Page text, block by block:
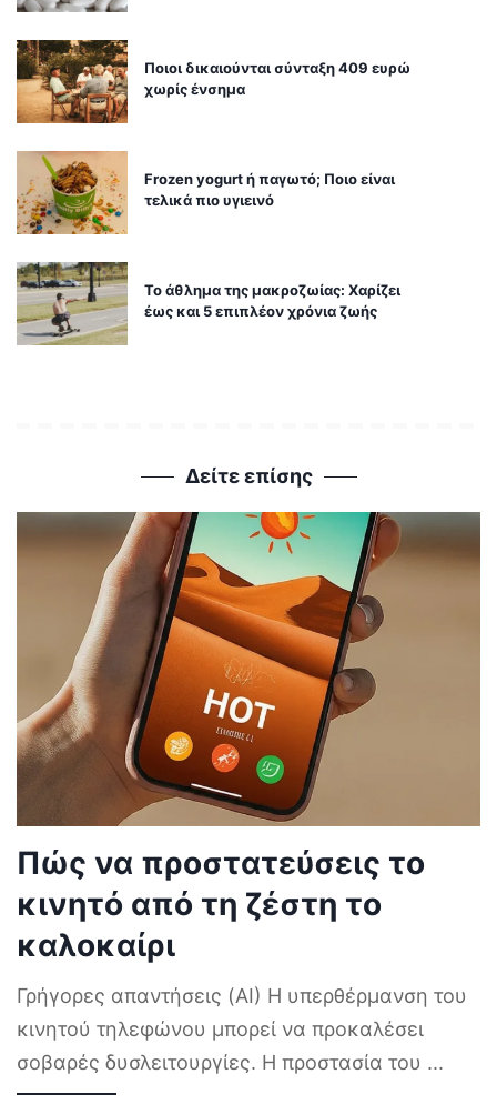
Ποιοι δικαιούνται σύνταξη 409 ευρώ
χωρίς ένσημα
Frozen yogurt ή παγωτό; Ποιο είναι
τελικά πιο υγιεινό
Το άθλημα της μακροζωίας: Χαρίζει
έως και 5 επιπλέον χρόνια ζωής
Δείτε επίσης
Πώς να προστατεύσεις το
κινητό από τη ζέστη το
καλοκαίρι
Γρήγορες απαντήσεις (AI) Η υπερθέρμανση του
κινητού τηλεφώνου μπορεί να προκαλέσει
σοβαρές δυσλειτουργίες. Η προστασία του ...